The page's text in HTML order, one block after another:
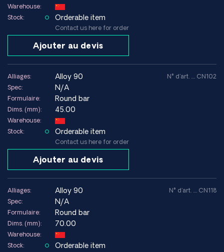
Warehouse:
Stock:
Orderable item
Contact us here for order
Ajouter au devis
Alliages: alloy 90
Spec: N/A
Formulaire: Round bar
Dims. (mm): 45.00
Warehouse:
Stock:
Orderable item
Contact us here for order
Ajouter au devis
N° d'art. .... CN102
Alliages: alloy 90
Spec: N/A
Formulaire: Round bar
Dims. (mm): 70.00
Warehouse:
Stock:
Orderable item
N° d'art. .... CN118